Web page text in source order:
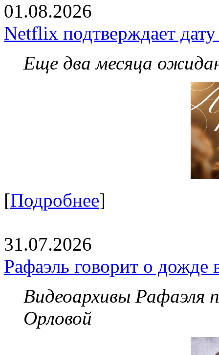
01.08.2026
Netflix подтверждает
Еще два месяца
[Подробнее]
31.07.2026
Рафаэль говорит о дожде
Видеоархивы Рафаэля
Орловой